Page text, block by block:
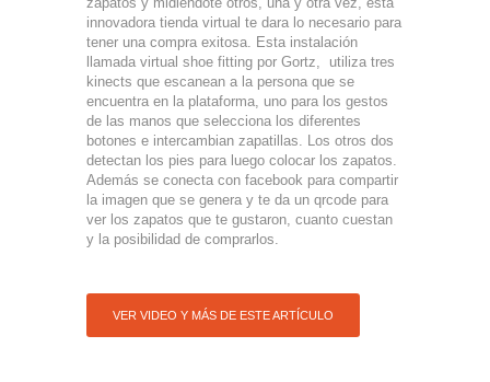
innovadora tienda virtual te dara lo necesario para
tener una compra exitosa. Esta instalación
llamada virtual shoe fitting por Gortz, utiliza tres
kinects que escanean a la persona que se
encuentra en la plataforma, uno para los gestos
de las manos que selecciona los diferentes
botones e intercambian zapatillas. Los otros dos
detectan los pies para luego colocar los zapatos.
Además se conecta con facebook para compartir
la imagen que se genera y te da un qrcode para
ver los zapatos que te gustaron, cuanto cuestan
y la posibilidad de comprarlos.
VER VIDEO Y MÁS DE ESTE ARTÍCULO